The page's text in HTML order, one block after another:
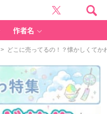
作者名
> どこに売ってるの！？懐かしくてか